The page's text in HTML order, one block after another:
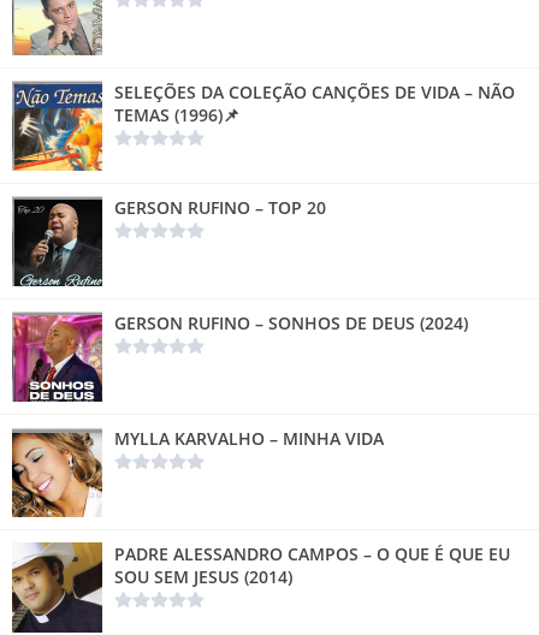
SELEÇÕES DA COLEÇÃO CANÇÕES DE VIDA – NÃO
TEMAS (1996)📌
GERSON RUFINO – TOP 20
GERSON RUFINO – SONHOS DE DEUS (2024)
MYLLA KARVALHO – MINHA VIDA
PADRE ALESSANDRO CAMPOS – O QUE É QUE EU
SOU SEM JESUS (2014)